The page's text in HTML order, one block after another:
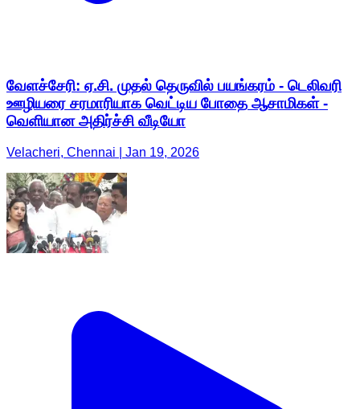
வேளச்சேரி: ஏ.சி. முதல் தெருவில் பயங்கரம் - டெலிவரி
ஊழியரை சரமாரியாக வெட்டிய போதை ஆசாமிகள் -
வெளியான அதிர்ச்சி வீடியோ
Velacheri, Chennai | Jan 19, 2026